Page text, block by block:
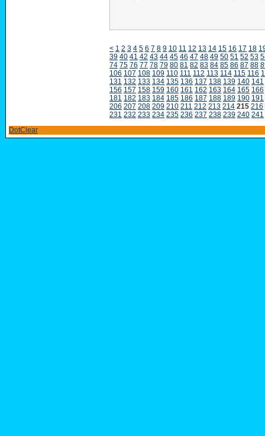
< 1 2 3 4 5 6 7 8 9 10 11 12 13 14 15 16 17 18
39 40 41 42 43 44 45 46 47 48 49 50 51 52 53
74 75 76 77 78 79 80 81 82 83 84 85 86 87 88
106 107 108 109 110 111 112 113 114 115 116
131 132 133 134 135 136 137 138 139 140 141
156 157 158 159 160 161 162 163 164 165 166
181 182 183 184 185 186 187 188 189 190 191
206 207 208 209 210 211 212 213 214 215 216
231 232 233 234 235 236 237 238 239 240 241
DotClear